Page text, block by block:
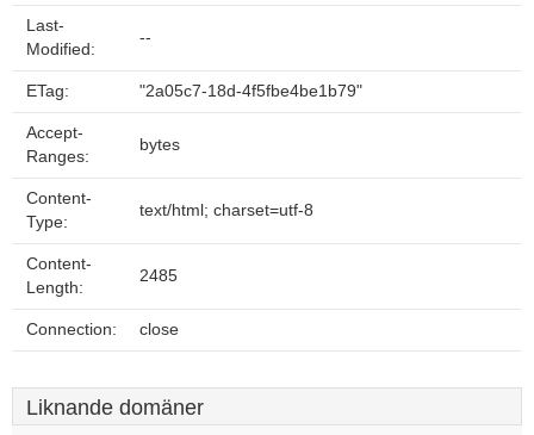
Last-
Modified:
--
ETag: "2a05c7-18d-4f5fbe4be1b79"
Accept-
Ranges:
bytes
Content-
Type:
text/html; charset=utf-8
Content-
Length:
2485
Connection: close
Liknande domäner